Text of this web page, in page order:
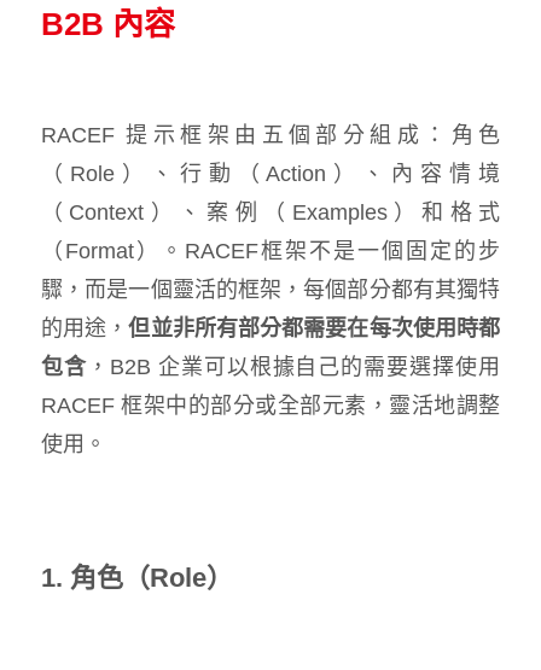
B2B 內容
RACEF 提示框架由五個部分組成：角色
（Role）、行動（Action）、內容情境
（Context）、案例（Examples）和格式
（Format）。RACEF框架不是一個固定的步
驟，而是一個靈活的框架，每個部分都有其獨特
的用途，但並非所有部分都需要在每次使用時都
包含，B2B 企業可以根據自己的需要選擇使用
RACEF 框架中的部分或全部元素，靈活地調整
使用。
1. 角色（Role）